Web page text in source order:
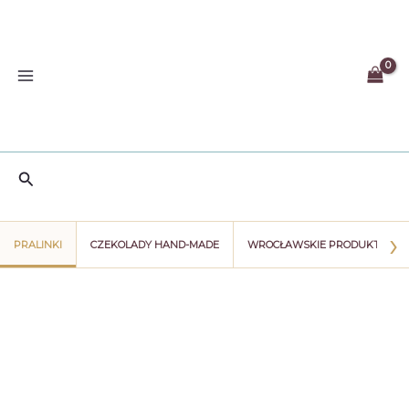
Szukaj
PRALINKI CZEKOLADY HAND-MADE WROCŁAWSKIE PRODUKTY ›